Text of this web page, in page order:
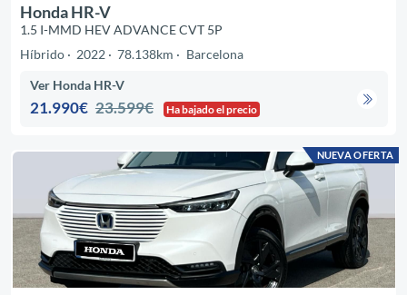
Honda HR-V
1.5 I-MMD HEV ADVANCE CVT 5P
Híbrido
2022 78.138km Barcelona
Ver Honda HR-V
21.990€ 23.599€ Ha bajado el precio
NUEVA OFERTA